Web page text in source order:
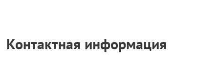
Контактная информация